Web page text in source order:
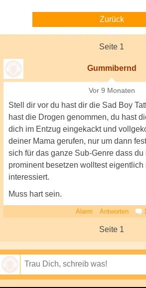
Zurück
Seite 1
Gummibernd
Vor 9 Monaten
Stell dir vor du hast dir die Sad Boy
hast die Drogen genommen, du hast
dich im Entzug eingekackt und
deiner Mama gerufen, nur um dann
sich für das ganze Sub-Genre dass du
prominent besetzen wolltest eigentlich
interessiert.
Muss hart sein.
Alarm Antworten
Seite 1